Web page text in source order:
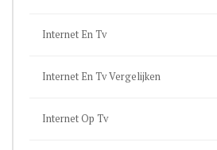
Internet En Tv
Internet En Tv Vergelijken
Internet Op Tv